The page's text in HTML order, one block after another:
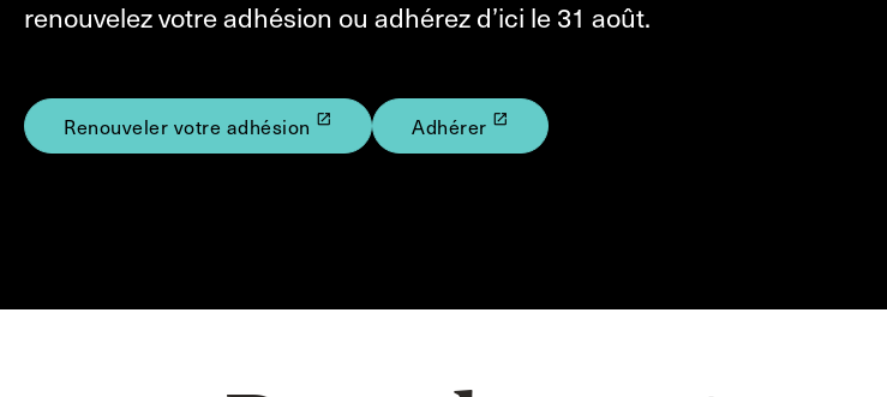
renouvelez votre adhésion ou adhérez d’ici le 31 août.
Renouveler votre adhésion launch Adhérer launch